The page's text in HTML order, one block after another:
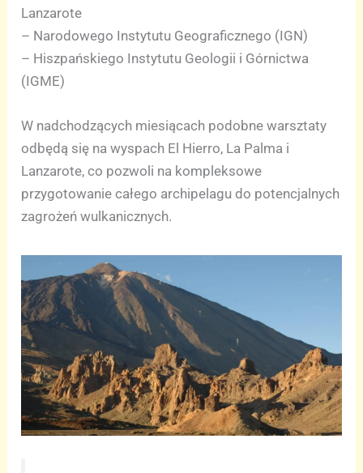
Lanzarote
– Narodowego Instytutu Geograficznego (IGN)
– Hiszpańskiego Instytutu Geologii i Górnictwa
(IGME)
W nadchodzących miesiącach podobne warsztaty
odbędą się na wyspach El Hierro, La Palma i
Lanzarote, co pozwoli na kompleksowe
przygotowanie całego archipelagu do potencjalnych
zagrożeń wulkanicznych.